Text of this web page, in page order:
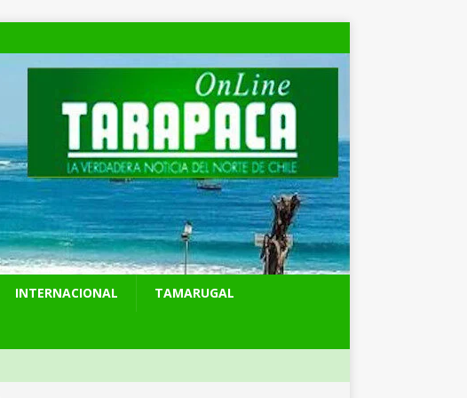
INTERNACIONAL TAMARUGAL